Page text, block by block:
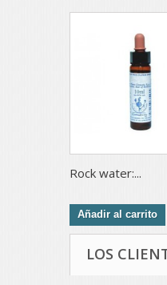
Rock water:...
Añadir al carrito
LOS